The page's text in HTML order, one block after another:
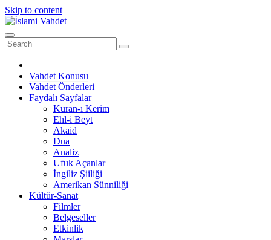
Skip to content
Vahdet Konusu
Vahdet Önderleri
Faydalı Sayfalar
Kuran-ı Kerim
Ehl-i Beyt
Akaid
Dua
Analiz
Ufuk Açanlar
İngiliz Şiiliği
Amerikan Sünniliği
Kültür-Sanat
Filmler
Belgeseller
Etkinlik